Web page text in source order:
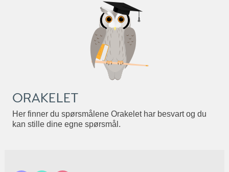
ORAKELET
Her finner du spørsmålene Orakelet har besvart og du
kan stille dine egne spørsmål.